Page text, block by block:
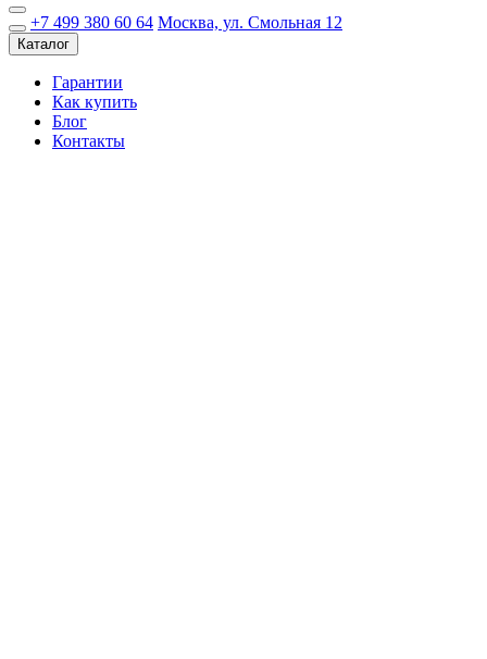
+7 499 380 60 64 Москва, ул. Смольная 12
Каталог
Гарантии
Как купить
Блог
Контакты